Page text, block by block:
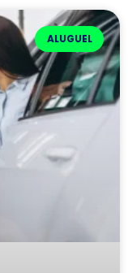
ALUGUEL